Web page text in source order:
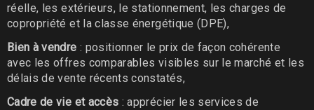
réelle, les extérieurs, le stationnement, les charges de
copropriété et la classe énergétique (DPE),
Bien à vendre : positionner le prix de façon cohérente
avec les offres comparables visibles sur le marché et les
délais de vente récents constatés,
Cadre de vie et accès : apprécier les services de